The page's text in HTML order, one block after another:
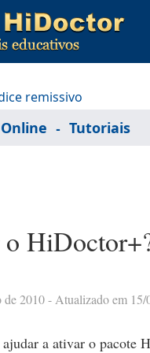
remissivo
- Tutoriais
de 2010- Atualizado em 15/
a ativar o pacote